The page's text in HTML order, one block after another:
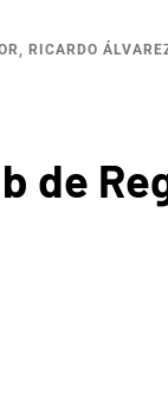
RICARDO
de